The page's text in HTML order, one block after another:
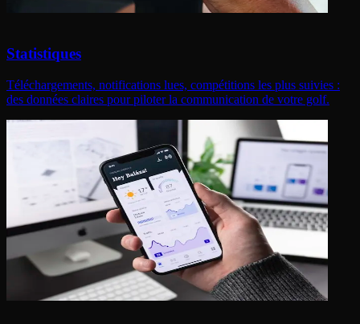
Statistiques
Téléchargements, notifications lues, compétitions les plus suivies :
des données claires pour piloter la communication de votre golf.